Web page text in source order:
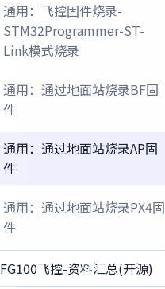
通用：飞控固件烧录-
STM32Programmer-ST-
Link模式烧录
通用：通过地面站烧录BF固
件
通用：通过地面站烧录AP固
件
通用：通过地面站烧录PX4固
件
飞控-资料汇总(开源)